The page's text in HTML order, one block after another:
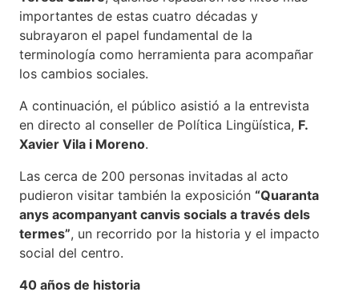
importantes de estas cuatro décadas y
subrayaron el papel fundamental de la
terminología como herramienta para acompañar
los cambios sociales.
A continuación, el público asistió a la entrevista
en directo al conseller de Política Lingüística, F.
Xavier Vila i Moreno.
Las cerca de 200 personas invitadas al acto
pudieron visitar también la exposición “Quaranta
anys acompanyant canvis socials a través dels
termes”, un recorrido por la historia y el impacto
social del centro.
40 años de historia